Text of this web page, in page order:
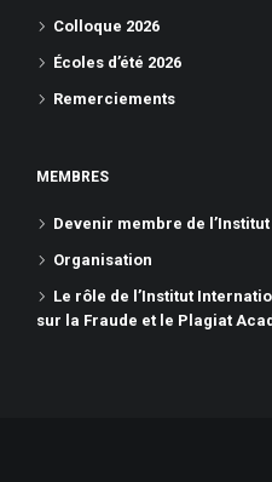
Colloque 2026
Écoles d’été 2026
Remerciements
MEMBRES
Devenir membre de l’Institut
Organisation
Le rôle de l’Institut
sur la Fraude et le Plagiat